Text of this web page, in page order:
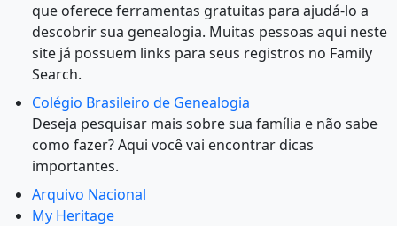
que oferece ferramentas gratuitas para ajudá-lo a
descobrir sua genealogia. Muitas pessoas aqui neste
site já possuem links para seus registros no Family
Search.
Colégio Brasileiro de Genealogia
Deseja pesquisar mais sobre sua família e não sabe
como fazer? Aqui você vai encontrar dicas
importantes.
Arquivo Nacional
My Heritage